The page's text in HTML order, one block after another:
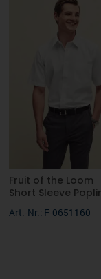
Fruit of the Loom
Short Sleeve
Art.-Nr.: F-0651160